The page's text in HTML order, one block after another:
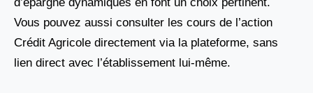
Vous pouvez aussi consulter les cours de l’action
Crédit Agricole directement via la plateforme, sans
lien direct avec l’établissement lui-même.